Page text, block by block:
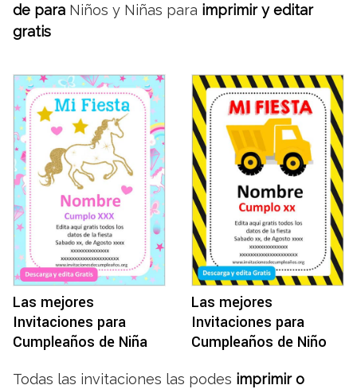
de para Niños y Niñas para imprimir y editar
gratis
Las mejores
Invitaciones para
Cumpleaños de Niña
Las mejores
Invitaciones para
Cumpleaños de Niño
Todas las invitaciones las podes imprimir o